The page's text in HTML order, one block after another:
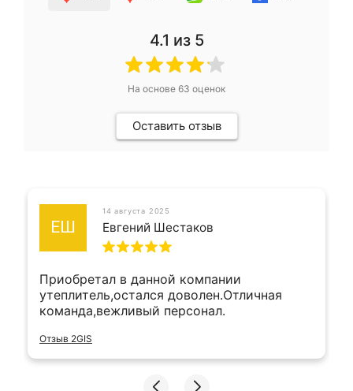
4.1 из 5
На основе 63 оценок
Оставить отзыв
ЕШ
14 августа 2025
Евгений Шестаков
Приобретал в данной компании
утеплитель,остался доволен.Отличная
команда,вежливый персонал.
Отзыв 2GIS